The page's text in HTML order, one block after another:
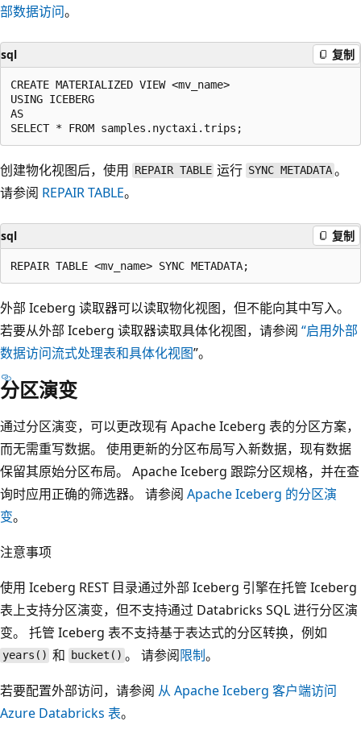
部数据访问。
sql 复制
CREATE MATERIALIZED VIEW <mv_name>
USING ICEBERG
AS
创建物化视图后，使用 REPAIR TABLE 运行 SYNC METADATA。
请参阅 REPAIR TABLE。
sql 复制
外部 Iceberg 读取器可以读取物化视图，但不能向其中写入。
若要从外部 Iceberg 读取器读取具体化视图，请参阅 “启用外部
数据访问流式处理表和具体化视图”。
分区演变
通过分区演变，可以更改现有 Apache Iceberg 表的分区方案，
而无需重写数据。 使用更新的分区布局写入新数据，现有数据
保留其原始分区布局。 Apache Iceberg 跟踪分区规格，并在查
询时应用正确的筛选器。 请参阅 Apache Iceberg 的分区演
变。
注意事项
使用 Iceberg REST 目录通过外部 Iceberg 引擎在托管 Iceberg
表上支持分区演变，但不支持通过 Databricks SQL 进行分区演
变。 托管 Iceberg 表不支持基于表达式的分区转换，例如
years() 和 bucket() 。 请参阅限制。
若要配置外部访问，请参阅 从 Apache Iceberg 客户端访问
Azure Databricks 表。